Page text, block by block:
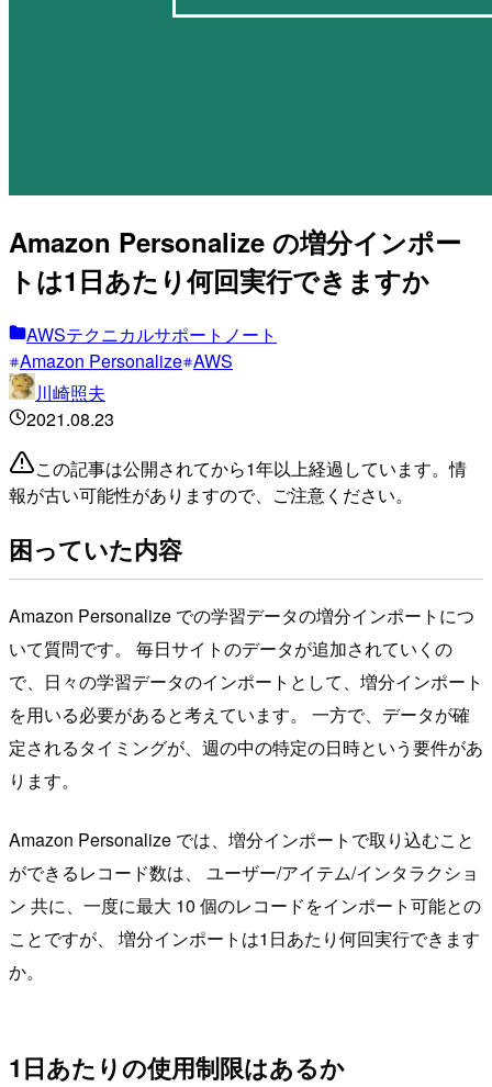
Amazon Personalize の増分インポー
トは1日あたり何回実行できますか
AWSテクニカルサポートノート
Amazon Personalize AWS
川崎照夫
2021.08.23
この記事は公開されてから1年以上経過しています。情
報が古い可能性がありますので、ご注意ください。
困っていた内容
Amazon Personalize での学習データの増分インポートにつ
いて質問です。 毎日サイトのデータが追加されていくの
で、日々の学習データのインポートとして、増分インポート
を用いる必要があると考えています。 一方で、データが確
定されるタイミングが、週の中の特定の日時という要件があ
ります。
Amazon Personalize では、増分インポートで取り込むこと
ができるレコード数は、 ユーザー/アイテム/インタラクショ
ン 共に、一度に最大 10 個のレコードをインポート可能との
ことですが、 増分インポートは1日あたり何回実行できます
か。
1日あたりの使用制限はあるか